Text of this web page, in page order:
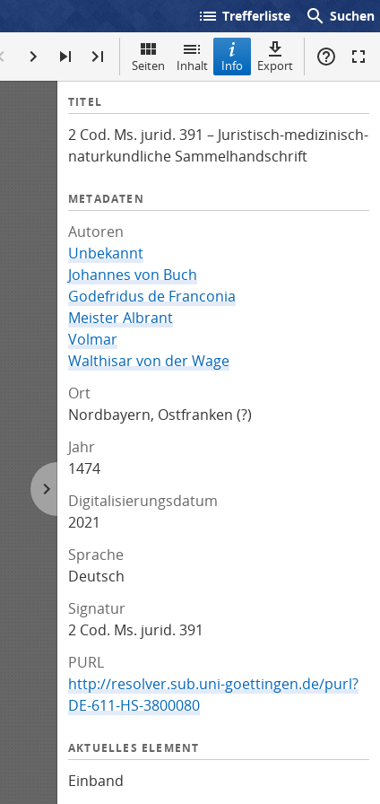
list Trefferliste search Suchen
Seiten Inhalt Info Export
I
f
o
TITEL
2 Cod. Ms. jurid. 391 – Juristisch-medizinisch-
naturkundliche Sammelhandschrift
METADATEN
Autoren
Unbekannt
Johannes von Buch
Godefridus de Franconia
Meister Albrant
Volmar
Walthisar von der Wage
Ort
Nordbayern, Ostfranken (?)
Jahr
1474
Digitalisierungsdatum
2021
Sprache
Deutsch
Signatur
2 Cod. Ms. jurid. 391
PURL
http://resolver.sub.uni-goettingen.de/purl?
DE-611-HS-3800080
AKTUELLES ELEMENT
Einband